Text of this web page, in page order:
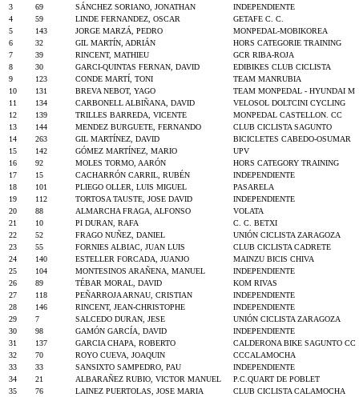
3
69 SÁNCHEZ SORIANO, JONATHAN
INDEPENDIENTE
4
59 LINDE FERNANDEZ, OSCAR
GETAFE C. C.
5
143 JORGE MARZÁ, PEDRO
MONPEDAL-MOBIKOREA
6
32 GIL MARTÍN, ADRIÁN
HORS CATEGORIE TRAINING
7
39 RINCENT, MATHIEU
GCR RIBA-ROJA
8
30 GARCI-QUINTAS FERNAN, DAVID
EDIBIKES CLUB CICLISTA
9
123 CONDE MARTÍ, TONI
TEAM MANRUBIA
10
131 BREVA NEBOT, YAGO
TEAM MONPEDAL - HYUNDAI M
11
134 CARBONELL ALBIÑANA, DAVID
VELOSOL DOLTCINI CYCLING
12
139 TRILLES BARREDA, VICENTE
MONPEDAL CASTELLON. CC
13
144 MENDEZ BURGUETE, FERNANDO
CLUB CICLISTA SAGUNTO
14
263 GIL MARTÍNEZ, DAVID
BICICLETES CABEDO-OSUMAR
15
142 GÓMEZ MARTÍNEZ, MARIO
UPV
16
92 MOLES TORMO, AARÓN
HORS CATEGORY TRAINING
17
15 CACHARRÓN CARRIL, RUBÉN
INDEPENDIENTE
18
101 PLIEGO OLLER, LUIS MIGUEL
PASARELA
19
112 TORTOSA TAUSTE, JOSE DAVID
INDEPENDIENTE
20
88 ALMARCHA FRAGA, ALFONSO
VOLATA
21
10 PI DURAN, RAFA
C. C. BETXI
22
52 FRAGO NUÑEZ, DANIEL
UNIÓN CICLISTA ZARAGOZA
23
55 FORNIES ALBIAC, JUAN LUIS
CLUB CICLISTA CADRETE
24
140 ESTELLER FORCADA, JUANJO
MAINZU BICIS CHIVA
25
104 MONTESINOS ARAÑENA, MANUEL
INDEPENDIENTE
26
89 TÉBAR MORAL, DAVID
KOM RIVAS
27
118 PEÑARROJA ARNAU, CRISTIAN
INDEPENDIENTE
28
146 RINCENT, JEAN-CHRISTOPHE
INDEPENDIENTE
29
7 SALCEDO DURAN, JESE
UNIÓN CICLISTA ZARAGOZA
30
98 GAMÓN GARCÍA, DAVID
INDEPENDIENTE
31
137 GARCIA CHAPA, ROBERTO
CALDERONA BIKE SAGUNTO CC
32
70 ROYO CUEVA, JOAQUIN
CCCALAMOCHA
33
33 SANSIXTO SAMPEDRO, PAU
INDEPENDIENTE
34
21 ALBARAÑEZ RUBIO, VICTOR MANUEL
P.C.QUART DE POBLET
35
76 LAINEZ PUERTOLAS, JOSE MARIA
CLUB CICLISTA CALAMOCHA